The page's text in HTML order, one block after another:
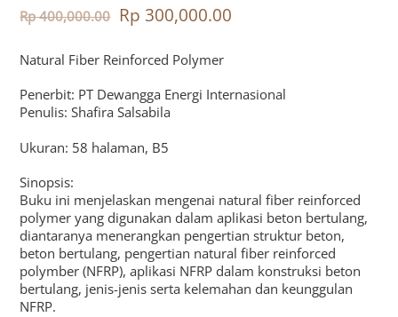
Rp400,000.00 Rp 300,000.00
Natural Fiber Reinforced Polymer
Penerbit: PT Dewangga Energi Internasional
Penulis: Shafira Salsabila
Ukuran: 58 halaman, B5
Sinopsis:
Buku ini menjelaskan mengenai natural fiber reinforced
polymer yang digunakan dalam aplikasi beton bertulang,
diantaranya menerangkan pengertian struktur beton,
beton bertulang, pengertian natural fiber reinforced
polymber (NFRP), aplikasi NFRP dalam konstruksi beton
bertulang, jenis-jenis serta kelemahan dan keunggulan
NFRP.